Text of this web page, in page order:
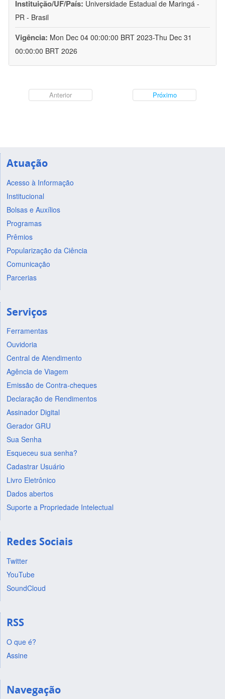
Instituição/UF/País: Universidade Estadual de Maringá -
PR - Brasil
Vigência: Mon Dec 04 00:00:00 BRT 2023-Thu Dec 31
00:00:00 BRT 2026
Anterior Próximo
Atuação
Acesso à Informação
Institucional
Bolsas e Auxílios
Programas
Prêmios
Popularização da Ciência
Comunicação
Parcerias
Serviços
Ferramentas
Ouvidoria
Central de Atendimento
Agência de Viagem
Emissão de Contra-cheques
Declaração de Rendimentos
Assinador Digital
Gerador GRU
Sua Senha
Esqueceu sua senha?
Cadastrar Usuário
Livro Eletrônico
Dados abertos
Suporte a Propriedade Intelectual
Redes Sociais
Twitter
YouTube
SoundCloud
RSS
O que é?
Assine
Navegação